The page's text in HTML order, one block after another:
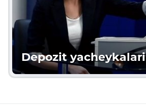
Depozit yacheykalari